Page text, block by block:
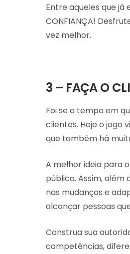
Entre aqueles que
CONFIANÇA!
vez melhor.
3 – FAÇA O
Foi se o tempo em
clientes. Hoje o jogo
que também há
A melhor ideia para
público. Assim, além
nas mudanças e
alcançar pessoas
Construa sua
competências,